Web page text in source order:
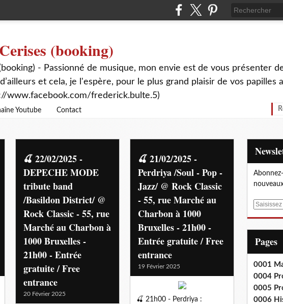
(booking)
- Passionné de musique, mon envie est de vous présenter
et cela, je l'espère, pour le plus grand plaisir de vos papilles
www.facebook.com/frederick.bulte.5)
Youtube Contact
🍒 22/02/2025 -
DEPECHE MODE
tribute band
/Basildon District/ @
Rock Classic - 55, rue
Marché au Charbon à
1000 Bruxelles -
21h00 - Entrée
gratuite / Free
entrance
20 Février 2025
🍒 21/02/2025 -
Perdriya /Soul - Pop -
Jazz/ @ Rock Classic
- 55, rue Marché au
Charbon à 1000
Bruxelles - 21h00 -
Entrée gratuite / Free
entrance
19 Février 2025
🍒 21h00 - Perdriya :
E
Pages
0001
0004
0005
0006